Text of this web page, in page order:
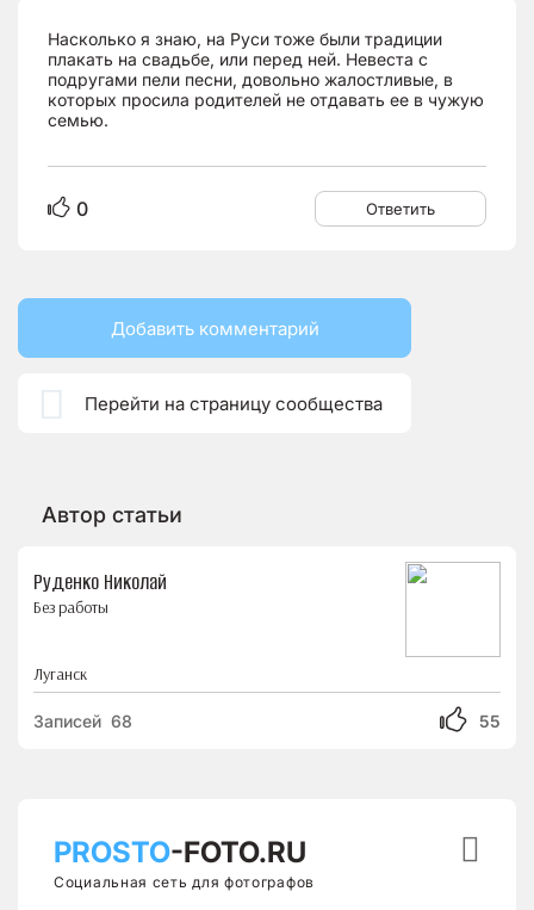
Насколько я знаю, на Руси тоже были традиции
плакать на свадьбе, или перед ней. Невеста с
подругами пели песни, довольно жалостливые, в
которых просила родителей не отдавать ее в чужую
семью.
0 Ответить
Добавить комментарий
Перейти на страницу сообщества
Автор статьи
Руденко Николай
Без работы
Луганск
55
Записей 68
PROSTO-FOTO.RU
Социальная сеть для фотографов
